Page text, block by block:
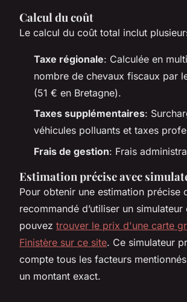
Calcul du coût
Le calcul du coût total inclut
Taxe régionale: Calculée en
nombre de chevaux fiscaux par
(51 € en Bretagne).
Taxes supplémentaires:
véhicules polluants et taxes
Frais de gestion: Frais
Estimation précise avec
Pour obtenir une estimation précise
recommandé d’utiliser un
pouvez trouver le prix d'une carte
Finistère sur ce site. Ce simulateur
compte tous les facteurs
un montant exact.